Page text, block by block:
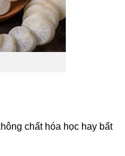
chất hóa học hay bất